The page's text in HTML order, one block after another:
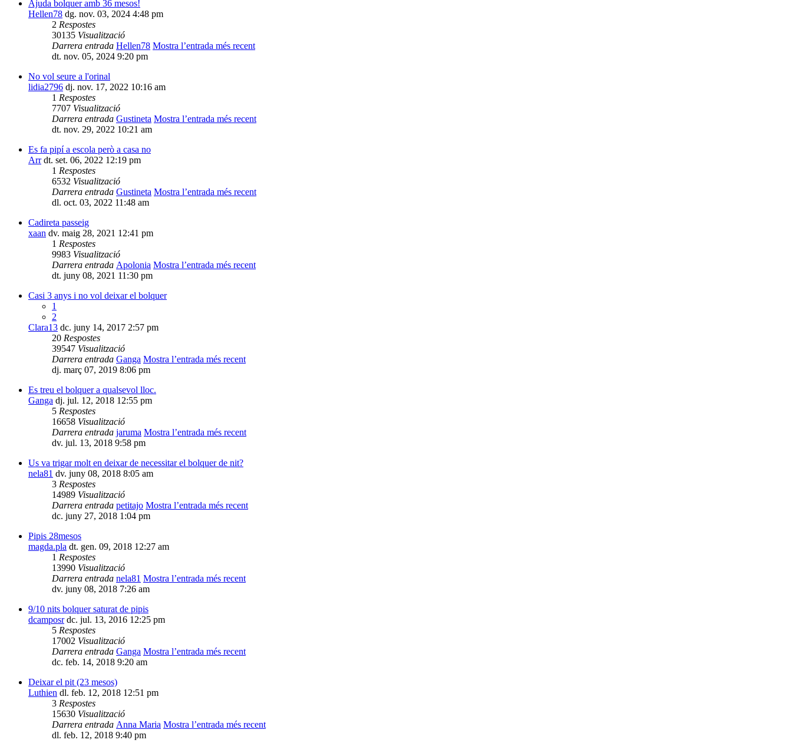
Ajuda bolquer amb 36 mesos!
Hellen78 dg. nov. 03, 2024 4:48 pm
2 Respostes
30135 Visualització
Darrera entrada Hellen78 Mostra l’entrada més recent
dt. nov. 05, 2024 9:20 pm
No vol seure a l'orinal
lidia2796 dj. nov. 17, 2022 10:16 am
1 Respostes
7707 Visualització
Darrera entrada Gustineta Mostra l’entrada més recent
dt. nov. 29, 2022 10:21 am
Es fa pipí a escola però a casa no
Arr dt. set. 06, 2022 12:19 pm
1 Respostes
6532 Visualització
Darrera entrada Gustineta Mostra l’entrada més recent
dl. oct. 03, 2022 11:48 am
Cadireta passeig
xaan dv. maig 28, 2021 12:41 pm
1 Respostes
9983 Visualització
Darrera entrada Apolonia Mostra l’entrada més recent
dt. juny 08, 2021 11:30 pm
Casi 3 anys i no vol deixar el bolquer
1
2
Clara13 dc. juny 14, 2017 2:57 pm
20 Respostes
39547 Visualització
Darrera entrada Ganga Mostra l’entrada més recent
dj. març 07, 2019 8:06 pm
Es treu el bolquer a qualsevol lloc.
Ganga dj. jul. 12, 2018 12:55 pm
5 Respostes
16658 Visualització
Darrera entrada jaruma Mostra l’entrada més recent
dv. jul. 13, 2018 9:58 pm
Us va trigar molt en deixar de necessitar el bolquer de nit?
nela81 dv. juny 08, 2018 8:05 am
3 Respostes
14989 Visualització
Darrera entrada petitajo Mostra l’entrada més recent
dc. juny 27, 2018 1:04 pm
Pipis 28mesos
magda.pla dt. gen. 09, 2018 12:27 am
1 Respostes
13990 Visualització
Darrera entrada nela81 Mostra l’entrada més recent
dv. juny 08, 2018 7:26 am
9/10 nits bolquer saturat de pipis
dcamposr dc. jul. 13, 2016 12:25 pm
5 Respostes
17002 Visualització
Darrera entrada Ganga Mostra l’entrada més recent
dc. feb. 14, 2018 9:20 am
Deixar el pit (23 mesos)
Luthien dl. feb. 12, 2018 12:51 pm
3 Respostes
15630 Visualització
Darrera entrada Anna Maria Mostra l’entrada més recent
dl. feb. 12, 2018 9:40 pm